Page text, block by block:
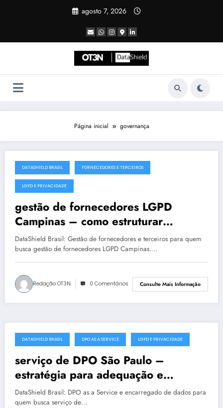
agosto 7, 2026
Página inicial governança
julho 19, 2025
DATASHIELD BRASIL FORNECEDORES E TERCEIROS
LGPD E PRIVACIDADE
gestão de fornecedores LGPD
Campinas – como estruturar
privacidade com segurança
DataShield Brasil: Gestão de fornecedores e terceiros para quem
busca gestão de fornecedores LGPD Campinas.…
Redação OT3N 0 Comentários Consulte Mais Informação
julho 19, 2025
DATASHIELD BRASIL DPO AS A SERVICE LGPD E PRIVACIDADE
serviço de DPO São Paulo –
estratégia para adequação e
maturidade
DataShield Brasil: DPO as a Service e encarregado de dados para
quem busca serviço de…